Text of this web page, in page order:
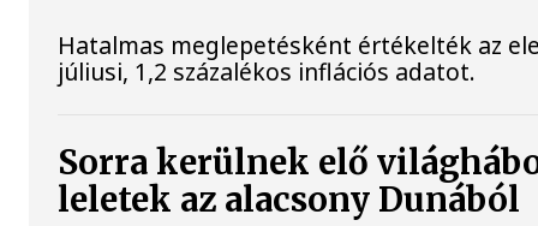
Hatalmas meglepetésként értékelték az
júliusi, 1,2 százalékos inflációs adatot.
Sorra kerülnek elő
leletek az alacsony Dunából